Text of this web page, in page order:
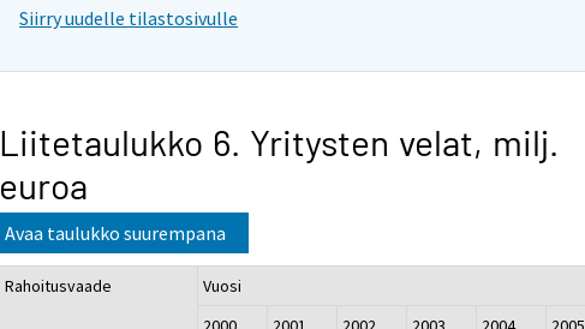
Siirry uudelle tilastosivulle
Liitetaulukko 6. Yritysten velat, milj.
euroa
Avaa taulukko suurempana
Rahoitusvaade
Vuosi